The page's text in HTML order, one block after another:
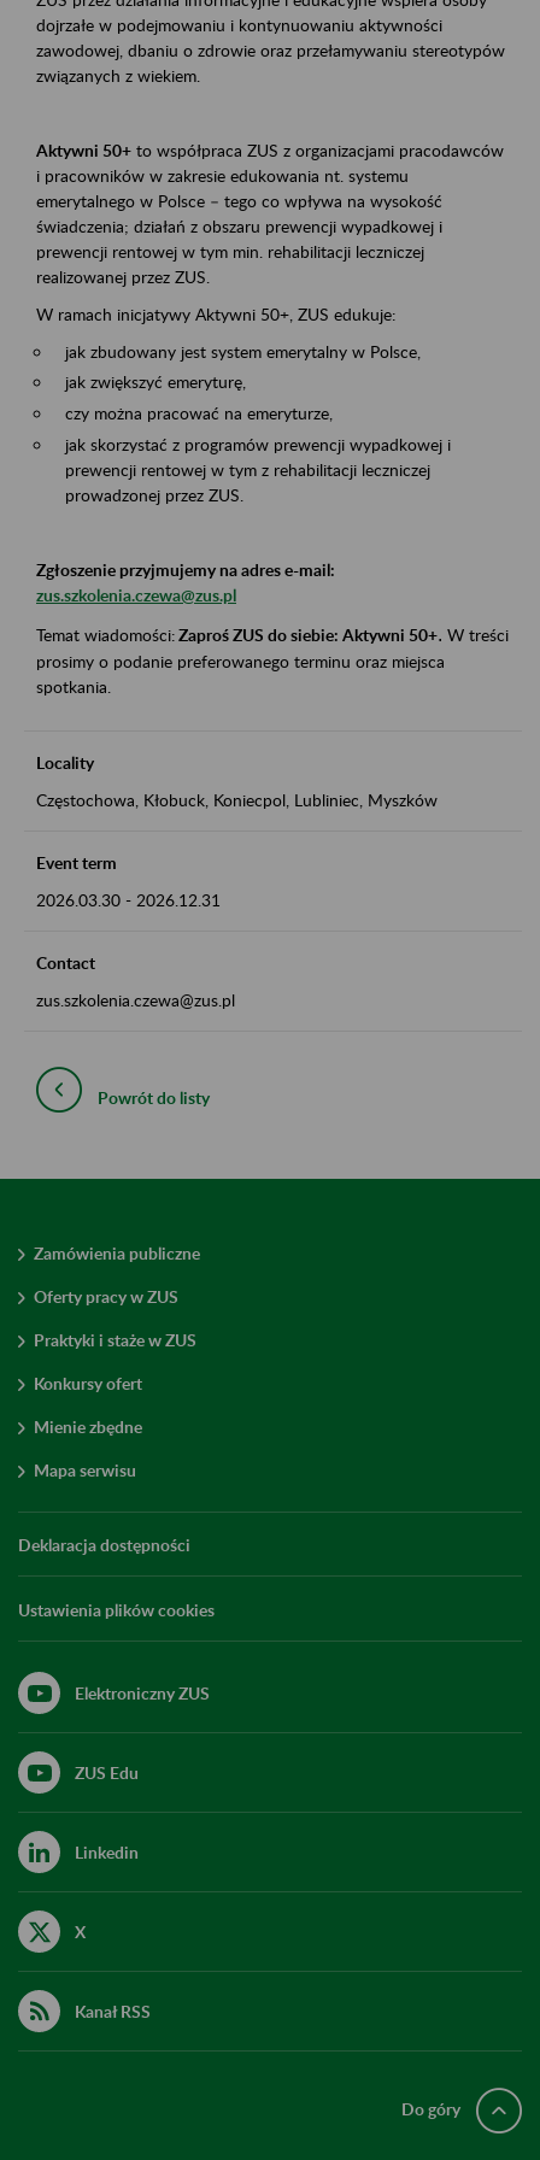
dojrzałe w podejmowaniu i kontynuowaniu aktywności
zawodowej, dbaniu o zdrowie oraz przełamywaniu stereotypów
związanych z wiekiem.
Aktywni 50+ to współpraca ZUS z organizacjami pracodawców
i pracowników w zakresie edukowania nt. systemu
emerytalnego w Polsce – tego co wpływa na wysokość
świadczenia; działań z obszaru prewencji wypadkowej i
prewencji rentowej w tym min. rehabilitacji leczniczej
realizowanej przez ZUS.
W ramach inicjatywy Aktywni 50+, ZUS edukuje:
jak zbudowany jest system emerytalny w Polsce,
jak zwiększyć emeryturę,
czy można pracować na emeryturze,
jak skorzystać z programów prewencji wypadkowej i
prewencji rentowej w tym z rehabilitacji leczniczej
prowadzonej przez ZUS.
Zgłoszenie przyjmujemy na adres e-mail:
zus.szkolenia.czewa@zus.pl
Temat wiadomości:Zaproś ZUS do siebie: Aktywni 50+. W treści
prosimy o podanie preferowanego terminu oraz miejsca
spotkania.
Locality
Częstochowa, Kłobuck, Koniecpol, Lubliniec, Myszków
Event term
2026.03.30 - 2026.12.31
Contact
zus.szkolenia.czewa@zus.pl
Powrót do listy
Zamówienia publiczne
Oferty pracy w ZUS
Praktyki i staże w ZUS
Konkursy ofert
Mienie zbędne
Mapa serwisu
Deklaracja dostępności
Ustawienia plików cookies
Elektroniczny ZUS
ZUS Edu
Linkedin
X
Kanał RSS
Do góry